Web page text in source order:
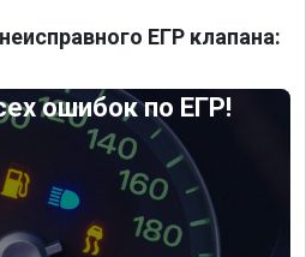
ЕГР клапана:
ошибок по ЕГР!